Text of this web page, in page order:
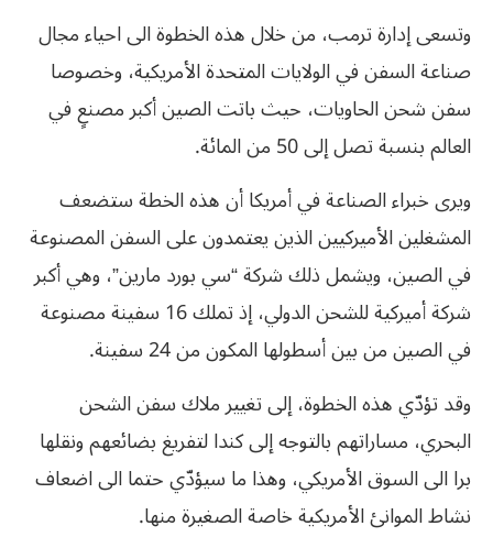
وتسعى إدارة ترمب، من خلال هذه الخطوة الى احياء مجال
صناعة السفن في الولايات المتحدة الأمريكية، وخصوصا
سفن شحن الحاويات، حيث باتت الصين أكبر مصنعٍ في
العالم بنسبة تصل إلى 50 من المائة.
ويرى خبراء الصناعة في أمريكا أن هذه الخطة ستضعف
المشغلين الأميركيين الذين يعتمدون على السفن المصنوعة
في الصين، ويشمل ذلك شركة “سي بورد مارين”، وهي أكبر
شركة أميركية للشحن الدولي، إذ تملك 16 سفينة مصنوعة
في الصين من بين أسطولها المكون من 24 سفينة.
وقد تؤدّي هذه الخطوة، إلى تغيير ملاك سفن الشحن
البحري، مساراتهم بالتوجه إلى كندا لتفريغ بضائعهم ونقلها
برا الى السوق الأمريكي، وهذا ما سيؤدّي حتما الى اضعاف
نشاط الموانئ الأمريكية خاصة الصغيرة منها.